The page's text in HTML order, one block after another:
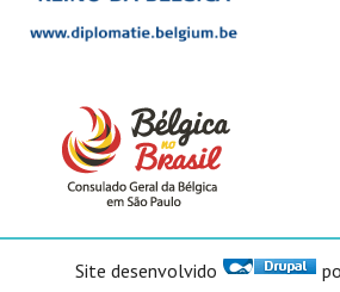
Site desenvolvido